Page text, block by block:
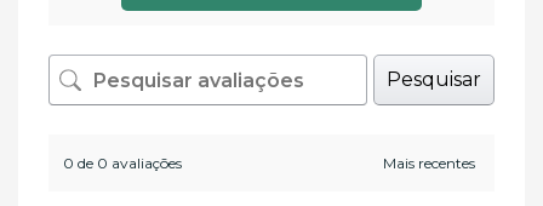
Pesquisar
0 de 0 avaliações